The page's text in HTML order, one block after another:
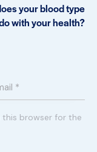
your blood type
with your health?
this browser for the